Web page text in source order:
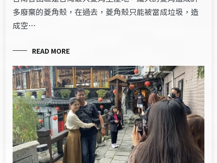
多廢棄的菱角殼，在過去，菱角殼只能被當成垃圾，造
成空…
READ MORE